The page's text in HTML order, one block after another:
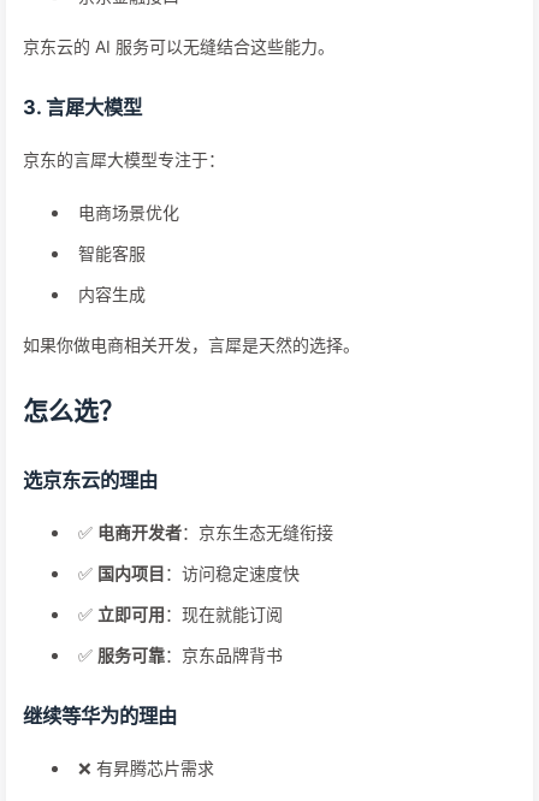
京东云的 AI 服务可以无缝结合这些能力。
3. 言犀大模型
京东的言犀大模型专注于：
电商场景优化
智能客服
内容生成
如果你做电商相关开发，言犀是天然的选择。
怎么选？
选京东云的理由
✅ 电商开发者：京东生态无缝衔接
✅ 国内项目 ：访问稳定速度快
✅ 立即可用：现在就能订阅
✅ 服务可靠：京东品牌背书
继续等华为的理由
❌ 有昇腾芯片需求